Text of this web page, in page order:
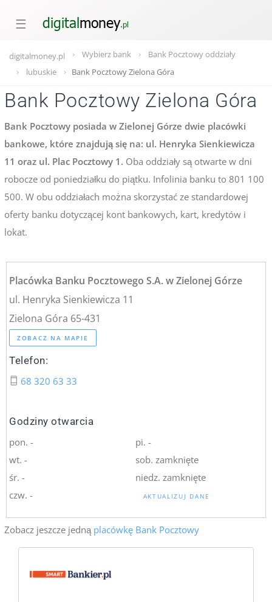
☰
digitalmoney.pl Wybierz bank
Bank Pocztowy oddziały
lubuskie
Bank Pocztowy Zielona Góra
Bank Pocztowy Zielona Góra
Bank Pocztowy posiada w Zielonej Górze dwie placówki
bankowe, które znajdują się na: ul. Henryka Sienkiewicza
11 oraz ul. Plac Pocztowy 1. Oba oddziały są otwarte w dni
robocze od poniedziałku do piątku. Infolinia banku to 801 100
500. W obu oddziałach można skorzystać ze standardowej
oferty banku dotyczącej kont bankowych, kart, kredytów i
lokat.
Placówka Banku Pocztowego S.A. w Zielonej Górze
ul. Henryka Sienkiewicza 11
Zielona Góra 65-431
ZOBACZ NA MAPIE
Telefon:
68 320 63 33
Godziny otwarcia
pon. -
wt. -
śr. -
czw. -
pi. -
sob. zamknięte
niedz. zamknięte
AKTUALIZUJ DANE
Zobacz jeszcze jednąplacówkę Bank Pocztowy